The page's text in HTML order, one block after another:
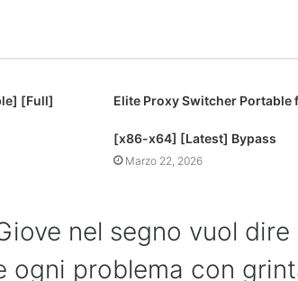
[Full] Elite Proxy Switcher Portable
[x86-x64] [Latest] Bypass
Marzo 22, 2026
nel segno vuol dire
ogni problema con